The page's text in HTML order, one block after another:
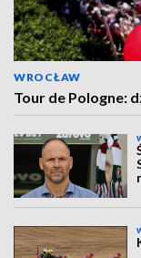
WROCŁAW
Tour de Pologne: